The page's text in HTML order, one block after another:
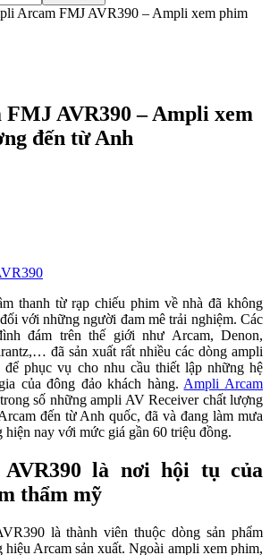
Arcam FMJ AVR390 – Ampli xem phim
AVR390 – Ampli xem
đến từ Anh
thanh từ rạp chiếu phim về nhà đã không
với những người đam mê trải nghiệm. Các
đám trên thế giới như Arcam, Denon,
đã sản xuất rất nhiều các dòng ampli
để phục vụ cho nhu cầu thiết lập những hệ
của đông đảo khách hàng. Ampli Arcam
số những ampli AV Receiver chất lượng
đến từ Anh quốc, đã và đang làm mưa
nay với mức giá gần 60 triệu đồng.
là nơi hội tụ của
thẩm mỹ
là thành viên thuộc dòng sản phẩm
hiệu Arcam sản xuất. Ngoài ampli xem phim,